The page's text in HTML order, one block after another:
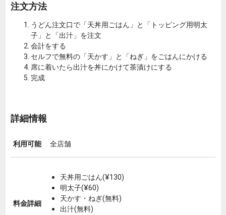
注文方法
うどん注文口で「天丼用ごはん」と「トッピング用明太
子」と「出汁」を注文
会計をする
セルフで無料の「天かす」と「ねぎ」をごはんにかける
席に着いたら出汁を丼にかけて茶漬けにする
完成
詳細情報
利用可能 全店舗
料金詳細
天丼用ごはん(¥130)
明太子(¥60)
天かす・ねぎ(無料)
出汁(無料)